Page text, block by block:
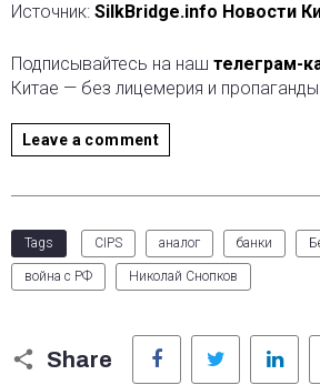
Источник: SilkBridge.info Новости
Подписывайтесь на наш телеграм-
Китае — без лицемерия и
Leave a comment
Tags CIPS аналог банки
война с РФ Николай Снопков
Share
Facebook Twitter